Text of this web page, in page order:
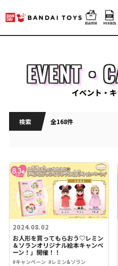
EVENT・
イベント・
検索 全168件
2024.08.02
お人形を買ってもらおう♡レミン
＆ソランオリジナル絵本キャンペ
ーン！」開催！！
#キャンペーン #レミン&ソラン